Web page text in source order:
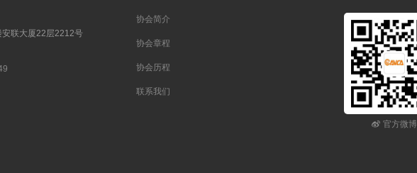
联大厦22层2212号
协会简介
协会章程
协会历程
联系我们
官方微博